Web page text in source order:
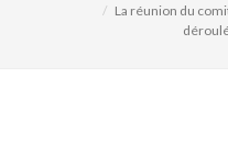
La réunion du